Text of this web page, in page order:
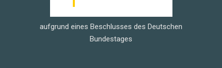
aufgrund eines Beschlusses des Deutschen
Bundestages